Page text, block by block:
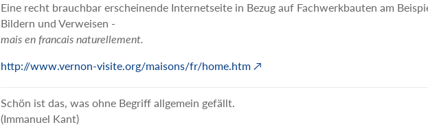
Eine recht brauchbar erscheinende Internetseite in Bezug auf Fachwerkbauten am
Bildern und Verweisen -
mais en francais naturellement.
http://www.vernon-visite.org/maisons/fr/home.htm
Schön ist das, was ohne Begriff allgemein gefällt.
(Immanuel Kant)